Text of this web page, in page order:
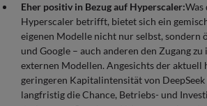
Eher positiv in Bezug auf Hyperscaler:Was
Hyperscaler betrifft, bietet sich ein
eigenen Modelle nicht nur selbst, sondern
und Google – auch anderen den Zugang
externen Modellen. Angesichts der aktuell
geringeren Kapitalintensität von
langfristig die Chance, Betriebs- und